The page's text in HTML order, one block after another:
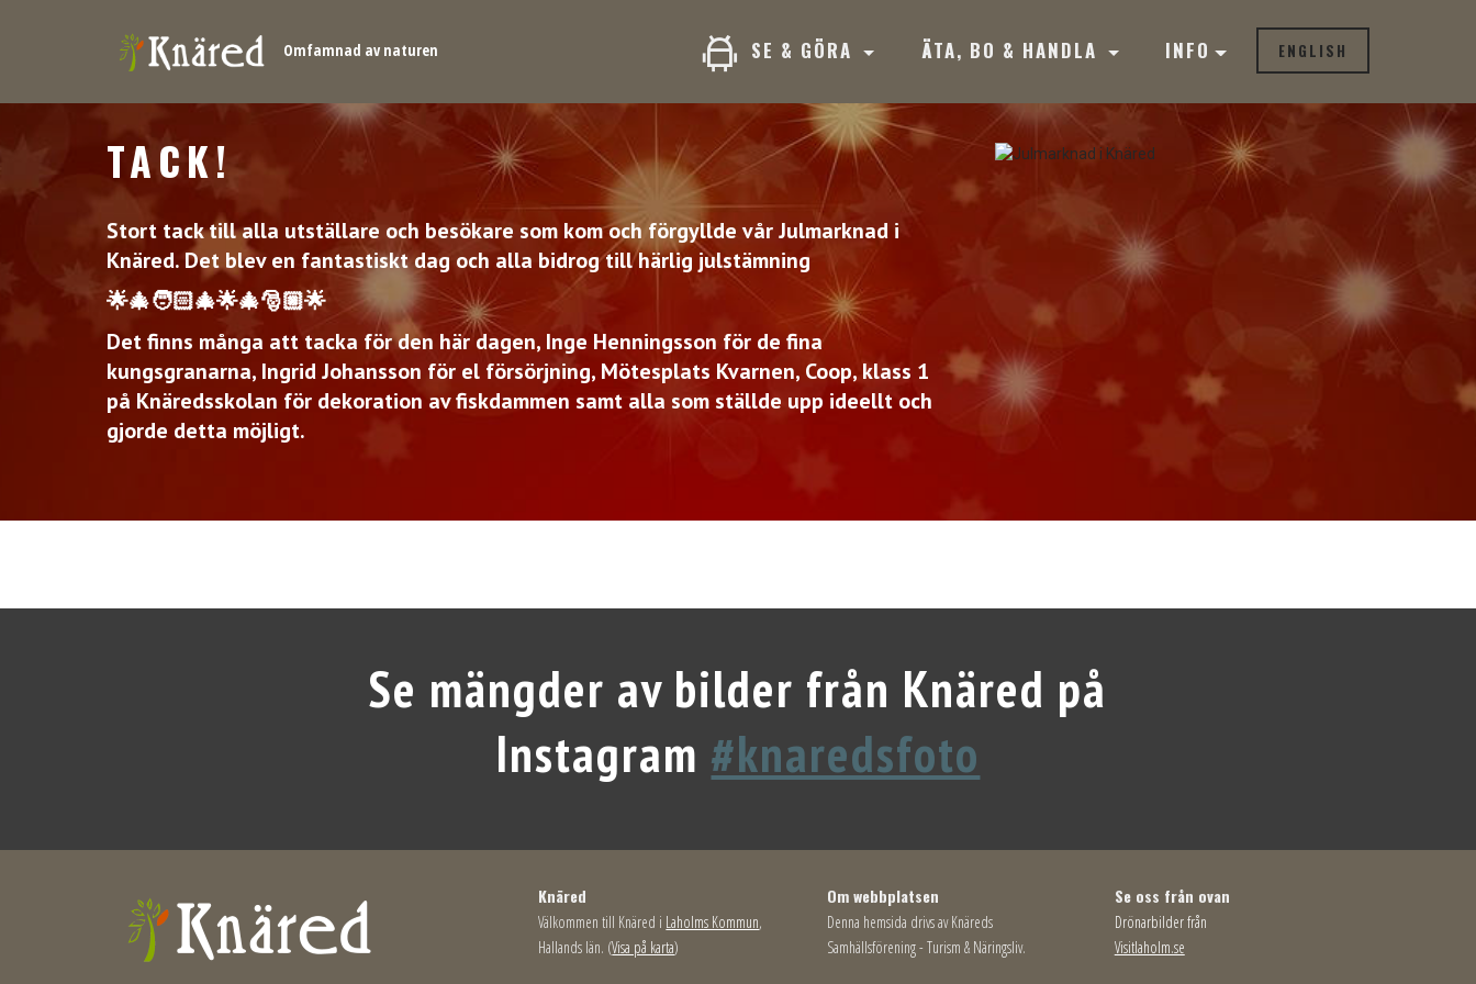
Omfamnad av naturen SE & GÖRA ÄTA, BO & HANDLA INFO ENGLISH
TACK!
Stort tack till alla utställare och besökare som kom och förgyllde vår Julmarknad i
Knäred. Det blev en fantastiskt dag och alla bidrog till härlig julstämning
🌟🎄🧑🏻‍🎄🌟🎄🎅🏼🌟
Det finns många att tacka för den här dagen, Inge Henningsson för de fina
kungsgranarna, Ingrid Johansson för el försörjning, Mötesplats Kvarnen, Coop, klass 1
på Knäredsskolan för dekoration av fiskdammen samt alla som ställde upp ideellt och
gjorde detta möjligt.
Se mängder av bilder från Knäred på
Instagram #knaredsfoto
Knäred
Välkommen till Knäred i Laholms Kommun,
Hallands län. (Visa på karta)
Om webbplatsen
Denna hemsida drivs av Knäreds
Samhällsförening - Turism & Näringsliv.
Se oss från ovan
Drönarbilder från
Visitlaholm.se